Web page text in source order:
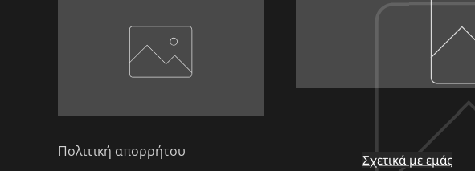
Πολιτική απορρήτου
Σχετικά με εμάς